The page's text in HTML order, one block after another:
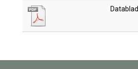
Datablad